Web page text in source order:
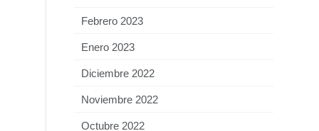
Febrero 2023
Enero 2023
Diciembre 2022
Noviembre 2022
Octubre 2022